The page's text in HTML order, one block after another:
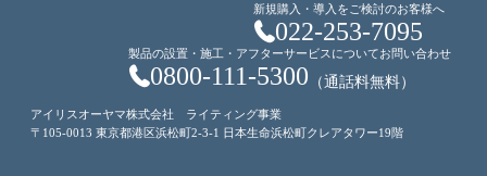
新規購入・導入をご検討のお客様へ
022-253-7095
製品の設置・施工・アフターサービスについてお問い合わせ
0800-111-5300 （通話料無料）
アイリスオーヤマ株式会社 ライティング事業
〒105-0013 東京都港区浜松町2-3-1 日本生命浜松町クレアタワー19階